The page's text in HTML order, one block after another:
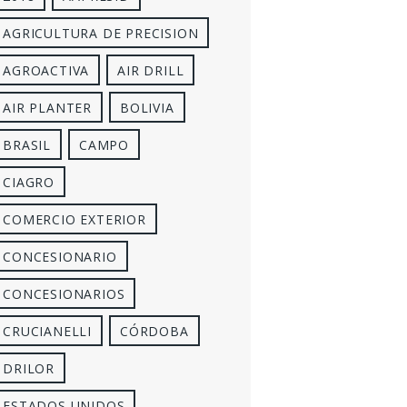
AGRICULTURA DE PRECISION
AGROACTIVA AIR DRILL
AIR PLANTER BOLIVIA
BRASIL CAMPO
CIAGRO
COMERCIO EXTERIOR
CONCESIONARIO
CONCESIONARIOS
CRUCIANELLI CÓRDOBA
DRILOR